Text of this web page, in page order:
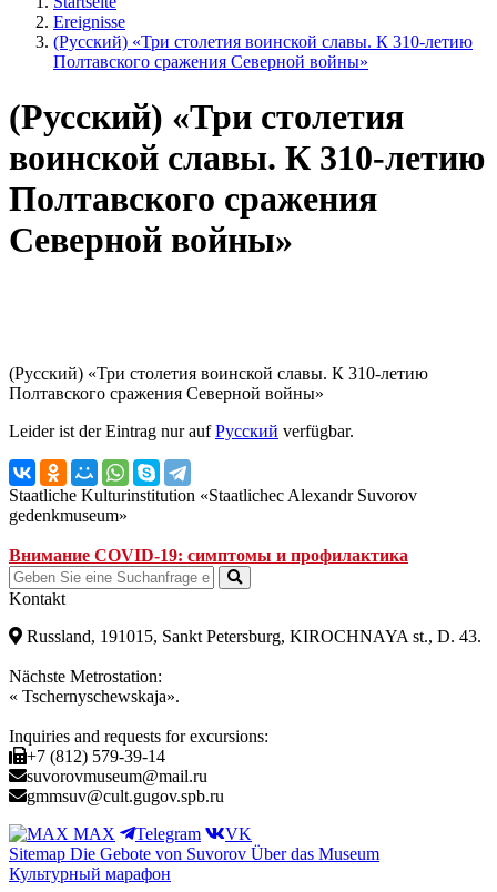
Ereignisse
(Русский) «Три столетия воинской славы. К 310-летию
Полтавского сражения Северной войны»
(Русский) «Три столетия
воинской славы. К 310-летию
Полтавского сражения
Северной войны»
(Русский) «Три столетия воинской славы. К 310-летию
Полтавского сражения Северной войны»
Leider ist der Eintrag nur aufРусский verfügbar.
Staatliche Kulturinstitution «Staatlichec Alexandr Suvorov
gedenkmuseum»
Внимание COVID-19: симптомы и профилактика
Kontakt
Russland, 191015, Sankt Petersburg, KIROCHNAYA st., D. 43.
Nächste Metrostation:
« Tschernyschewskaja».
Inquiries and requests for excursions:
+7 (812) 579-39-14
suvorovmuseum@mail.ru
gmmsuv@cult.gugov.spb.ru
MAX
Telegram
VK
Sitemap Die Gebote von Suvorov Über das Museum
Культурный марафон